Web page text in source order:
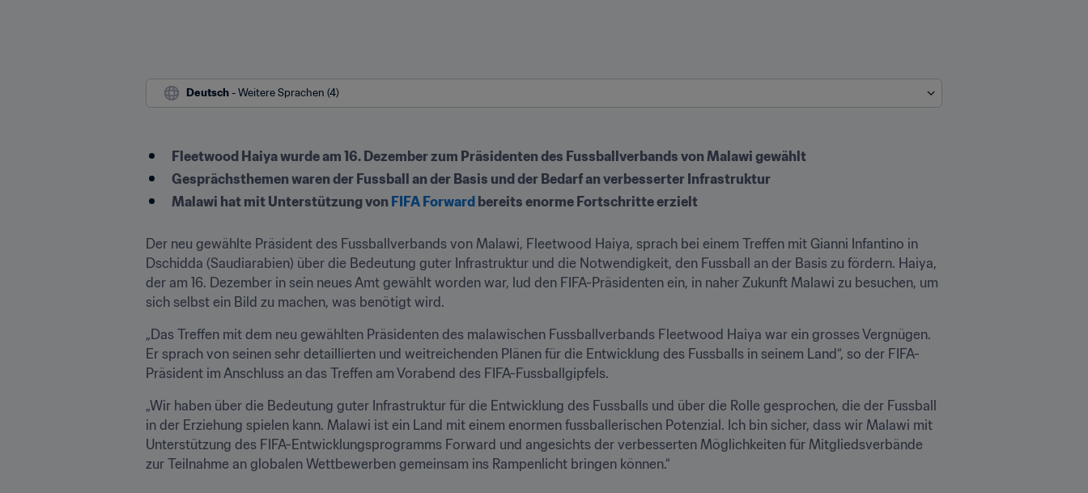
Deutsch - Weitere Sprachen (4)
Fleetwood Haiya wurde am 16. Dezember zum Präsidenten des Fussballverbands von Malawi gewählt
Gesprächsthemen waren der Fussball an der Basis und der Bedarf an verbesserter Infrastruktur
Malawi hat mit Unterstützung von FIFA Forward bereits enorme Fortschritte erzielt
Der neu gewählte Präsident des Fussballverbands von Malawi, Fleetwood Haiya, sprach bei einem Treffen mit Gianni Infantino in
Dschidda (Saudiarabien) über die Bedeutung guter Infrastruktur und die Notwendigkeit, den Fussball an der Basis zu fördern. Haiya,
der am 16. Dezember in sein neues Amt gewählt worden war, lud den FIFA-Präsidenten ein, in naher Zukunft Malawi zu besuchen, um
sich selbst ein Bild zu machen, was benötigt wird.
„Das Treffen mit dem neu gewählten Präsidenten des malawischen Fussballverbands Fleetwood Haiya war ein grosses Vergnügen.
Er sprach von seinen sehr detaillierten und weitreichenden Plänen für die Entwicklung des Fussballs in seinem Land“, so der FIFA-
Präsident im Anschluss an das Treffen am Vorabend des FIFA-Fussballgipfels.
„Wir haben über die Bedeutung guter Infrastruktur für die Entwicklung des Fussballs und über die Rolle gesprochen, die der Fussball
in der Erziehung spielen kann. Malawi ist ein Land mit einem enormen fussballerischen Potenzial. Ich bin sicher, dass wir Malawi mit
Unterstützung des FIFA-Entwicklungsprogramms Forward und angesichts der verbesserten Möglichkeiten für Mitgliedsverbände
zur Teilnahme an globalen Wettbewerben gemeinsam ins Rampenlicht bringen können.“